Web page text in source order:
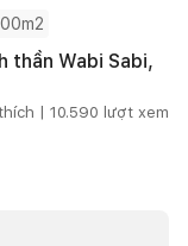
thần Wabi Sabi,
| 10.590 lượt xem